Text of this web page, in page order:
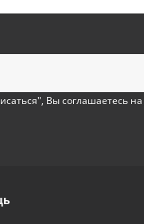
Вы соглашаетесь на